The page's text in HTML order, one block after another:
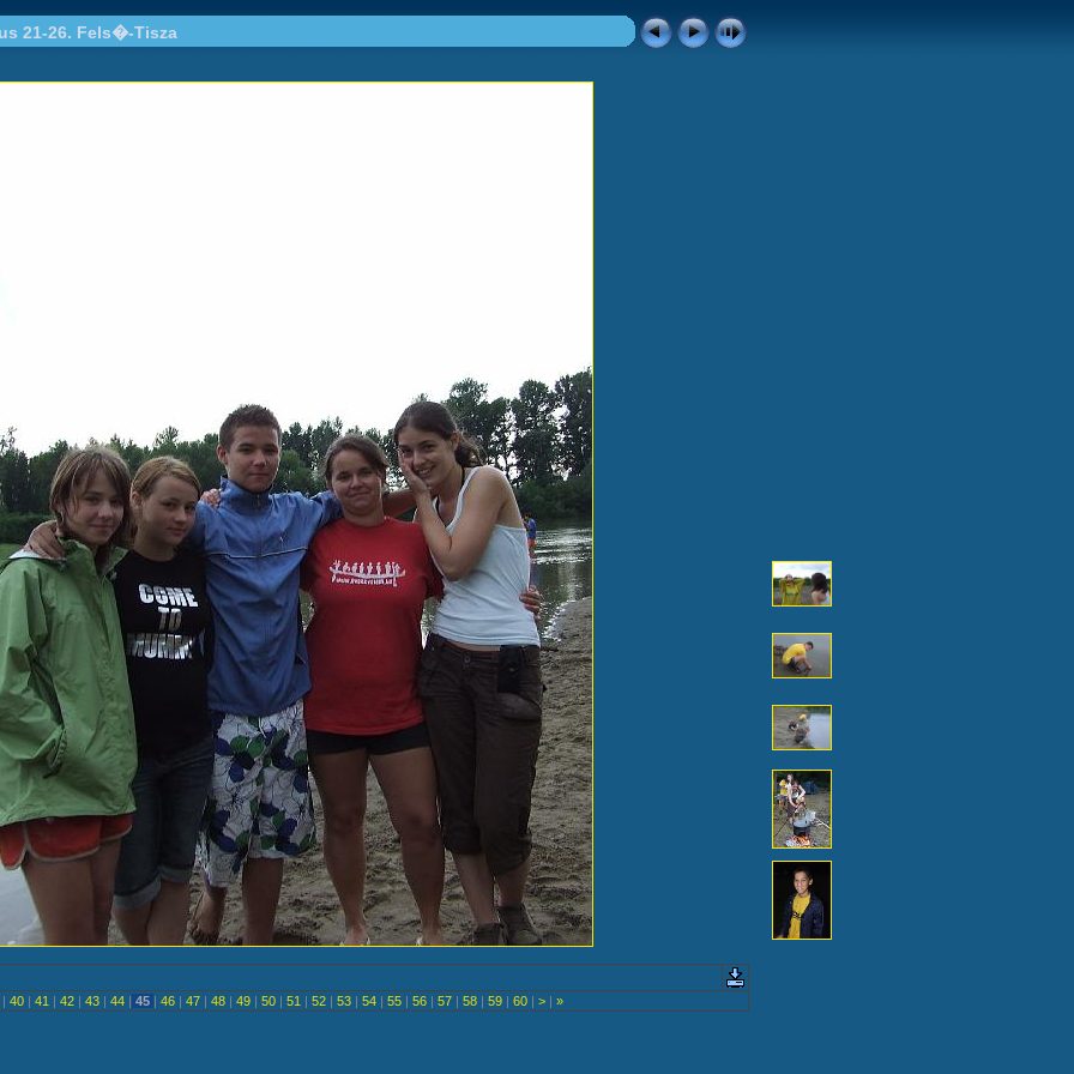
21-26. Fels�-Tisza
| 40 | 41 | 42 | 43 | 44 | 45 | 46 | 47 | 48 | 49 | 50 | 51 | 52 | 53 | 54 | 55 | 56 | 57 | 58 | 59 | 60 | > | »